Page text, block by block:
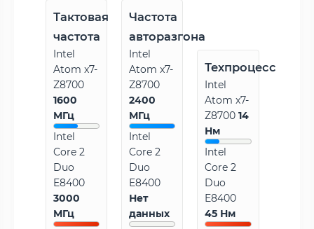
Тактовая
частота
Intel
Atom x7-
Z8700
1600
МГц
Intel
Core 2
Duo
E8400
3000
МГц
Частота
авторазгона
Intel
Atom x7-
Z8700
2400
МГц
Intel
Core 2
Duo
E8400
Нет
данных
Техпроцесс
Intel
Atom x7-
Z870014
Нм
Intel
Core 2
Duo
E8400
45 Нм